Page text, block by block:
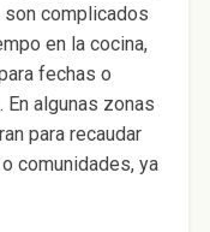
complicados
en la cocina,
fechas o
algunas zonas
para recaudar
comunidades, ya